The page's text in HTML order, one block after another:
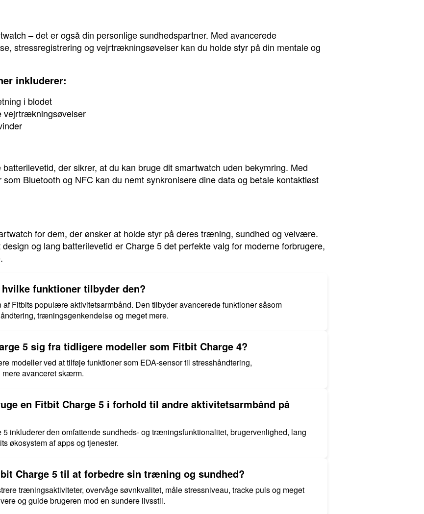
– det er også din personlige sundhedspartner. Med avancerede
stressregistrering og vejrtrækningsøvelser kan du holde styr på din mentale og
inkluderer:
i blodet
vejrtrækningsøvelser
der sikrer, at du kan bruge dit smartwatch uden bekymring. Med
Bluetooth og NFC kan du nemt synkronisere dine data og betale kontaktløst
for dem, der ønsker at holde styr på deres træning, sundhed og velvære.
og lang batterilevetid er Charge 5 det perfekte valg for moderne forbrugere,
funktioner tilbyder den?
Fitbits populære aktivitetsarmbånd. Den tilbyder avancerede funktioner såsom
træningsgenkendelse og meget mere.
5 sig fra tidligere modeller som Fitbit Charge 4?
modeller ved at tilføje funktioner som EDA-sensor til stresshåndtering,
mere avanceret skærm.
en Fitbit Charge 5 i forhold til andre aktivitetsarmbånd på
inkluderer den omfattende sundheds- og træningsfunktionalitet, brugervenlighed, lang
økosystem af apps og tjenester.
Charge 5 til at forbedre sin træning og sundhed?
træningsaktiviteter, overvåge søvnkvalitet, måle stressniveau, tracke puls og meget
og guide brugeren mod en sundere livsstil.